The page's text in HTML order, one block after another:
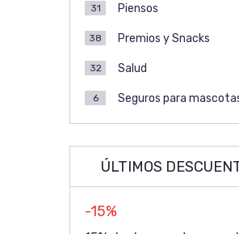
Piensos
31
Premios y Snacks
38
Salud
32
Seguros para
6
ÚLTIMOS
-15%